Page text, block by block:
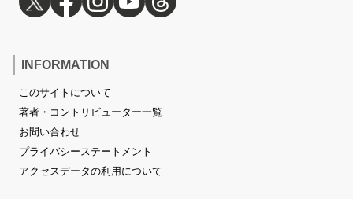
INFORMATION
このサイトについて
著者・コントリビューター一覧
お問い合わせ
プライバシーステートメント
アクセスデータの利用について